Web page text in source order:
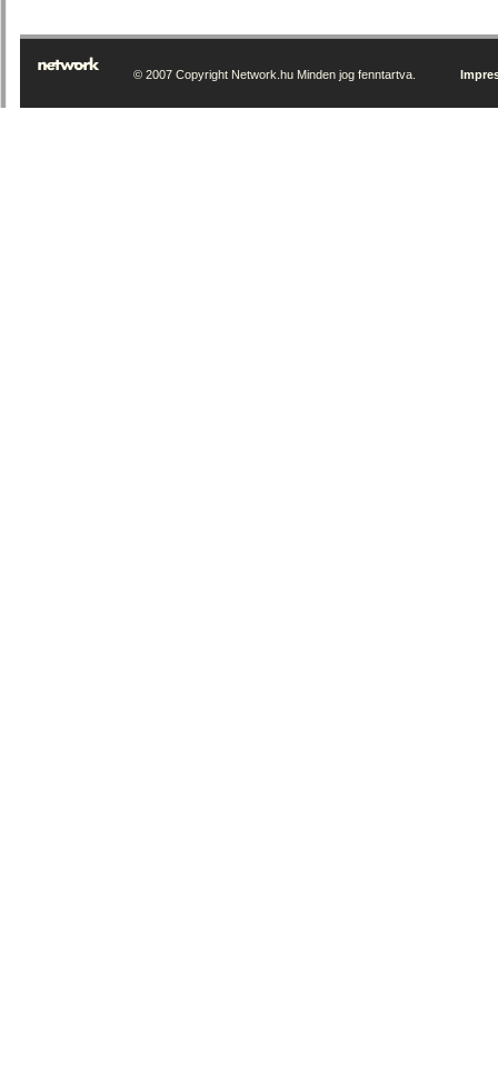
© 2007 Copyright Network.hu Minden jog fenntartva.